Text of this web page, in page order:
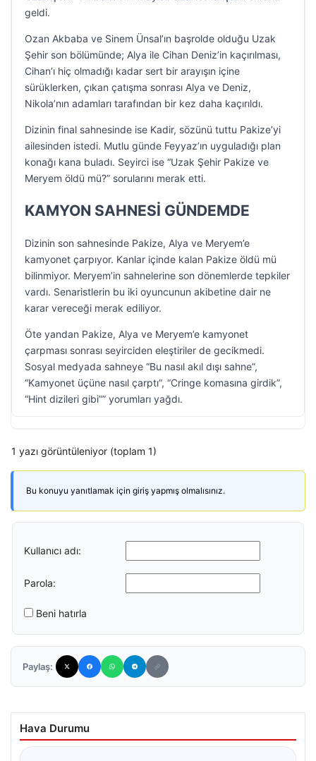
geldi.
Ozan Akbaba ve Sinem Ünsal’ın başrolde olduğu Uzak
Şehir son bölümünde; Alya ile Cihan Deniz’in kaçırılması,
Cihan’ı hiç olmadığı kadar sert bir arayışın içine
sürüklerken, çıkan çatışma sonrası Alya ve Deniz,
Nikola’nın adamları tarafından bir kez daha kaçırıldı.
Dizinin final sahnesinde ise Kadir, sözünü tuttu Pakize’yi
ailesinden istedi. Mutlu günde Feyyaz’ın uyguladığı plan
konağı kana buladı. Seyirci ise “Uzak Şehir Pakize ve
Meryem öldü mü?” sorularını merak etti.
KAMYON SAHNESİ GÜNDEMDE
Dizinin son sahnesinde Pakize, Alya ve Meryem’e
kamyonet çarpıyor. Kanlar içinde kalan Pakize öldü mü
bilinmiyor. Meryem’in sahnelerine son dönemlerde tepkiler
vardı. Senaristlerin bu iki oyuncunun akibetine dair ne
karar vereceği merak ediliyor.
Öte yandan Pakize, Alya ve Meryem’e kamyonet
çarpması sonrası seyirciden eleştiriler de gecikmedi.
Sosyal medyada sahneye “Bu nasıl akıl dışı sahne”,
“Kamyonet üçüne nasıl çarptı”, “Cringe komasına girdik”,
“Hint dizileri gibi”” yorumları yağdı.
1 yazı görüntüleniyor (toplam 1)
Bu konuyu yanıtlamak için giriş yapmış olmalısınız.
Kullanıcı adı:
Parola:
Beni hatırla
Paylaş:
Hava Durumu